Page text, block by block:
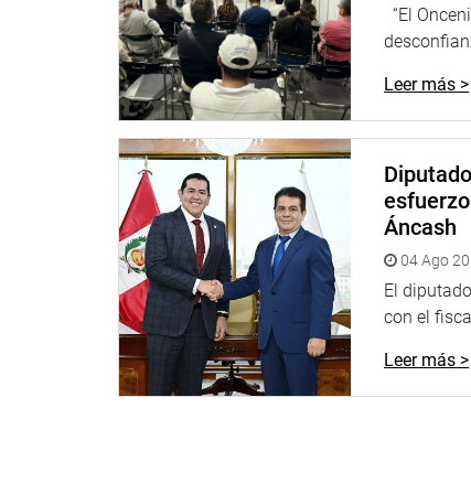
Lima, 17 de mayo 2022
Oficina de Prensa del despacho
“El
Leer más >
Áncash
04 Ago
El
con el
Leer más >